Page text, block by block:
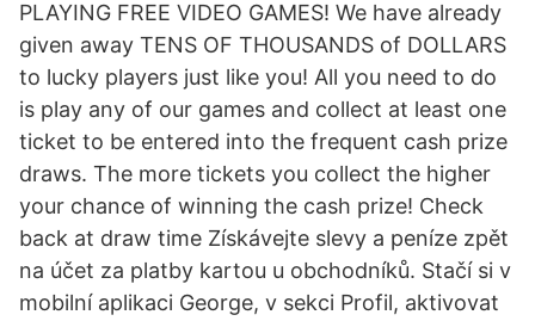
PLAYING FREE VIDEO GAMES! We have already
given away TENS OF THOUSANDS of DOLLARS
to lucky players just like you! All you need to do
is play any of our games and collect at least one
ticket to be entered into the frequent cash prize
draws. The more tickets you collect the higher
your chance of winning the cash prize! Check
back at draw time Získávejte slevy a peníze zpět
na účet za platby kartou u obchodníků. Stačí si v
mobilní aplikaci George, v sekci Profil, aktivovat